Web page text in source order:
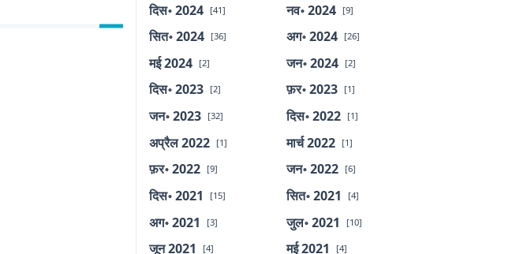
दिस॰ 2024 [41] नव॰ 2024 [9]
सित॰ 2024 [36] अग॰ 2024 [26]
मई 2024 [2] जन॰ 2024 [2]
दिस॰ 2023 [2] फ़र॰ 2023 [1]
जन॰ 2023 [32] दिस॰ 2022 [1]
अप्रैल 2022 [1] मार्च 2022 [1]
फ़र॰ 2022 [9] जन॰ 2022 [6]
दिस॰ 2021 [15] सित॰ 2021 [4]
अग॰ 2021 [3] जुल॰ 2021 [10]
जून 2021 [4] मई 2021 [4]